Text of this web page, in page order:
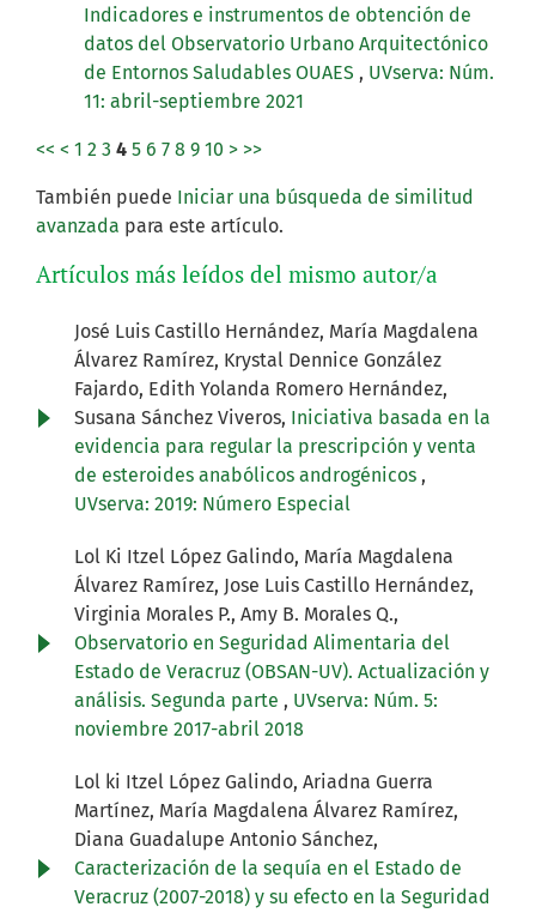
Indicadores e instrumentos de obtención de
datos del Observatorio Urbano Arquitectónico
de Entornos Saludables OUAES , UVserva: Núm.
11: abril-septiembre 2021
<< < 1 2 3 4 5 6 7 8 9 10 > >>
También puede Iniciar una búsqueda de similitud
avanzada para este artículo.
Artículos más leídos del mismo autor/a
José Luis Castillo Hernández, María Magdalena
Álvarez Ramírez, Krystal Dennice González
Fajardo, Edith Yolanda Romero Hernández,
Susana Sánchez Viveros, Iniciativa basada en la
evidencia para regular la prescripción y venta
de esteroides anabólicos androgénicos ,
UVserva: 2019: Número Especial
Lol Ki Itzel López Galindo, María Magdalena
Álvarez Ramírez, Jose Luis Castillo Hernández,
Virginia Morales P., Amy B. Morales Q.,
Observatorio en Seguridad Alimentaria del
Estado de Veracruz (OBSAN-UV). Actualización y
análisis. Segunda parte , UVserva: Núm. 5:
noviembre 2017-abril 2018
Lol ki Itzel López Galindo, Ariadna Guerra
Martínez, María Magdalena Álvarez Ramírez,
Diana Guadalupe Antonio Sánchez,
Caracterización de la sequía en el Estado de
Veracruz (2007-2018) y su efecto en la Seguridad